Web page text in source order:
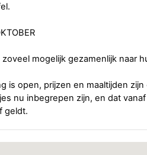
mogelijk gezamenlijk naar
is open, prijzen en maaltijden
nu inbegrepen zijn, en dat
geldt.